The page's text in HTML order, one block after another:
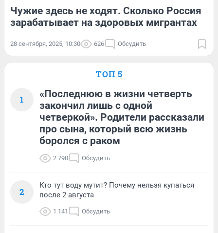
Чужие здесь не ходят. Сколько Россия
зарабатывает на здоровых мигрантах
28 сентября, 2025, 10:30 626 Обсудить
ТОП 5
1
«Последнюю в жизни четверть
закончил лишь с одной
четверкой». Родители рассказали
про сына, который всю жизнь
боролся с раком
2 790 Обсудить
2
Кто тут воду мутит? Почему нельзя купаться
после 2 августа
1 141 Обсудить